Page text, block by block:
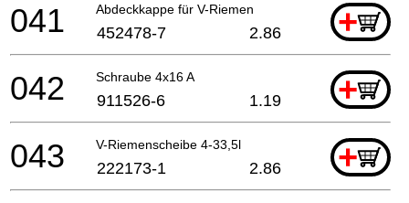
Abdeckkappe für V-Riemen +
041 452478-7 2.86
Schraube 4x16 A +
042 911526-6 1.19
V-Riemenscheibe 4-33,5l +
043 222173-1 2.86